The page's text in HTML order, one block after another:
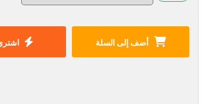
أضف إلى السلة